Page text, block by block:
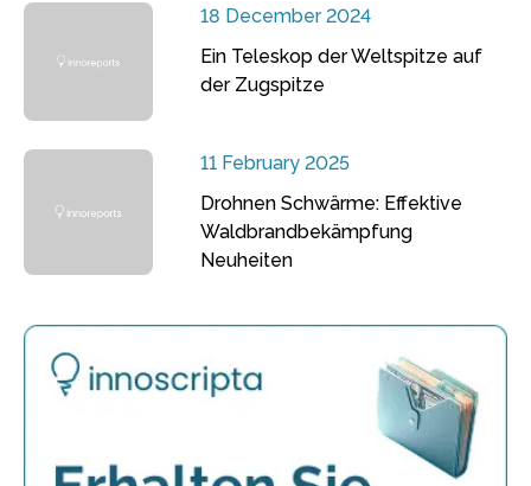
18 December 2024
Ein Teleskop der Weltspitze auf
der Zugspitze
11 February 2025
Drohnen Schwärme: Effektive
Waldbrandbekämpfung
Neuheiten